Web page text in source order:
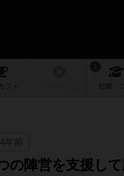
カフェ 戦略
年前
の陣営を支援し